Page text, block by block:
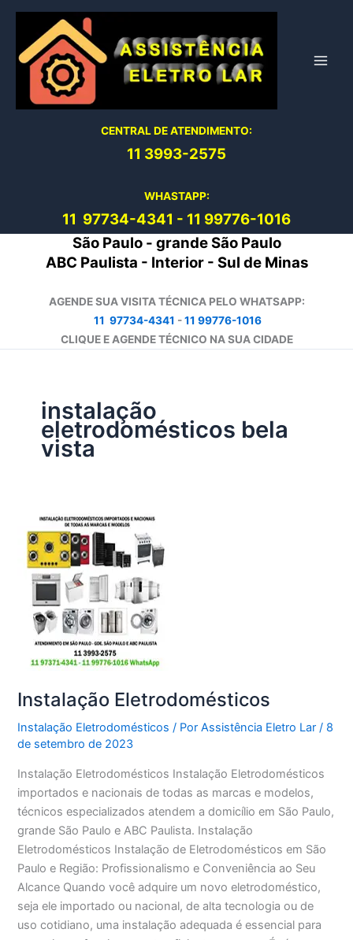
conteúdo
CENTRAL DE ATENDIMENTO:
11 3993-2575
WHASTAPP:
11 97734-4341 - 11 99776-1016
São Paulo - grande São Paulo
ABC Paulista - Interior - Sul de Minas
AGENDE SUA VISITA TÉCNICA PELO WHATSAPP:
11 97734-4341 -11 99776-1016
CLIQUE E AGENDE TÉCNICO NA SUA CIDADE
instalação
eletrodomésticos bela
vista
Instalação Eletrodomésticos
Instalação Eletrodomésticos / PorAssistência Eletro Lar/ 8
de setembro de 2023
Instalação Eletrodomésticos Instalação Eletrodomésticos
importados e nacionais de todas as marcas e modelos,
técnicos especializados atendem a domicílio em São Paulo,
grande São Paulo e ABC Paulista. Instalação
Eletrodomésticos Instalação de Eletrodomésticos em São
Paulo e Região: Profissionalismo e Conveniência ao Seu
Alcance Quando você adquire um novo eletrodoméstico,
seja ele importado ou nacional, de alta tecnologia ou de
uso cotidiano, uma instalação adequada é essencial para